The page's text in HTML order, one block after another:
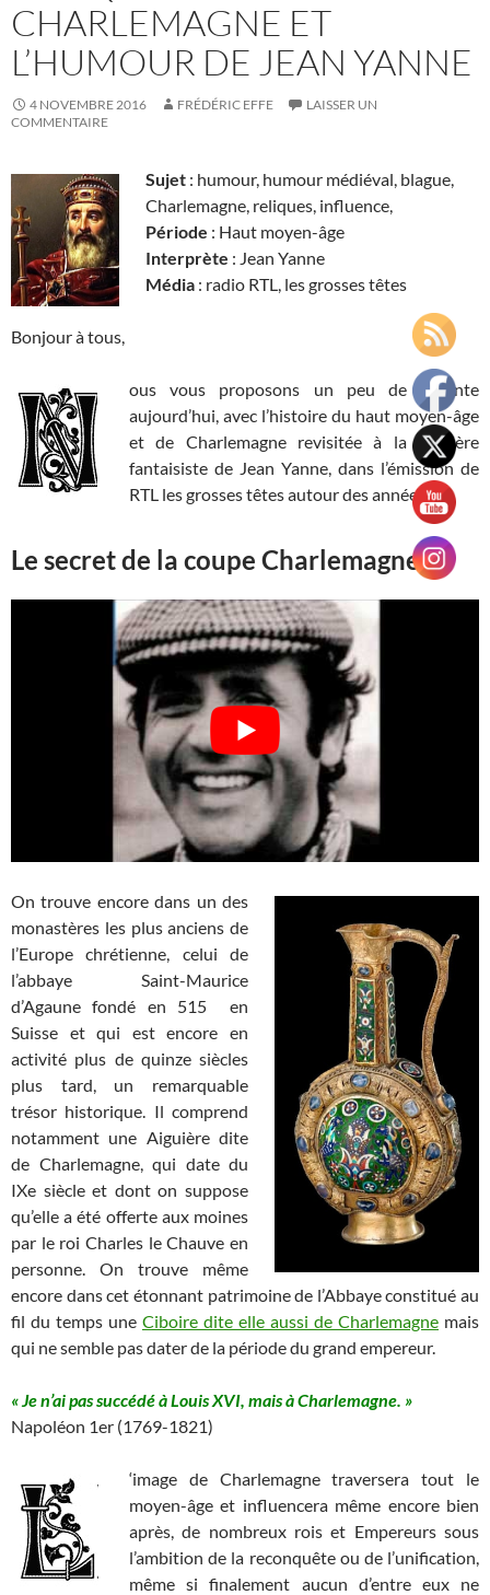
CHARLEMAGNE ET
L’HUMOUR DE JEAN YANNE
4 NOVEMBRE 2016 FRÉDÉRIC EFFE
LAISSER UN
COMMENTAIRE
Sujet : humour, humour médiéval, blague,
Charlemagne, reliques, influence,
Période : Haut moyen-âge
Interprète : Jean Yanne
Média : radio RTL, les grosses têtes
Bonjour à tous,
ous vous proposons un peu de détente
aujourd’hui, avec l’histoire du haut moyen-âge
et de Charlemagne revisitée à la manière
fantaisiste de Jean Yanne, dans l’émission de
RTL les grosses têtes autour des années 80.
Le secret de la coupe Charlemagne
On trouve encore dans un des
monastères les plus anciens de
l’Europe chrétienne, celui de
l’abbaye Saint-Maurice
d’Agaune fondé en 515 en
Suisse et qui est encore en
activité plus de quinze siècles
plus tard, un remarquable
trésor historique. Il comprend
notamment une Aiguière dite
de Charlemagne, qui date du
IXe siècle et dont on suppose
qu’elle a été offerte aux moines
par le roi Charles le Chauve en
personne. On trouve même
encore dans cet étonnant patrimoine de l’Abbaye constitué au
fil du temps une Ciboire dite elle aussi de Charlemagne mais
qui ne semble pas dater de la période du grand empereur.
« Je n’ai pas succédé à LouisXVI, mais à Charlemagne. »
Napoléon 1er (1769-1821)
‘image de Charlemagne traversera tout le
moyen-âge et influencera même encore bien
après, de nombreux rois et Empereurs sous
l’ambition de la reconquête ou de l’unification,
même si finalement aucun d’entre eux ne